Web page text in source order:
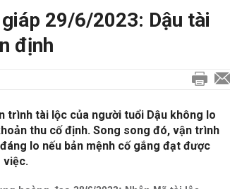
29/6/2023: Dậu tài
định
trình tài lộc của người tuổi Dậu không lo
thu cố định. Song song đó, vận trình
lo nếu bản mệnh cố gắng đạt được
việc.